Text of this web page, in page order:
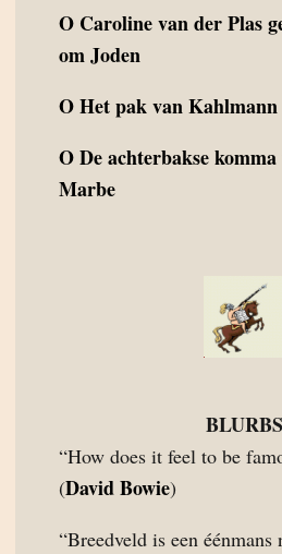
O Caroline van der Plas
om Joden
OHet pak van Kahlmann
ODe achterbakse
Marbe
BLURBS
“How does it feel to be
(David Bowie)
“Breedveld is een éénmans